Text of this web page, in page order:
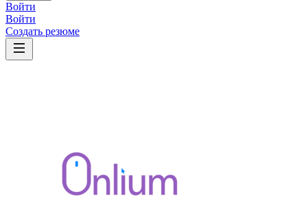
Войти
Войти
Создать резюме